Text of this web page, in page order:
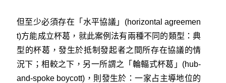
但至少必須存在「水平協議」(horizontal agreemen
t)方能成立杯葛，就此案例法有兩種不同的類型：典
型的杯葛，發生於抵制發起者之間所存在協議的情
況下；相較之下，另一所謂之「輪輻式杯葛」(hub-
and-spoke boycott)，則發生於：一家占主導地位的